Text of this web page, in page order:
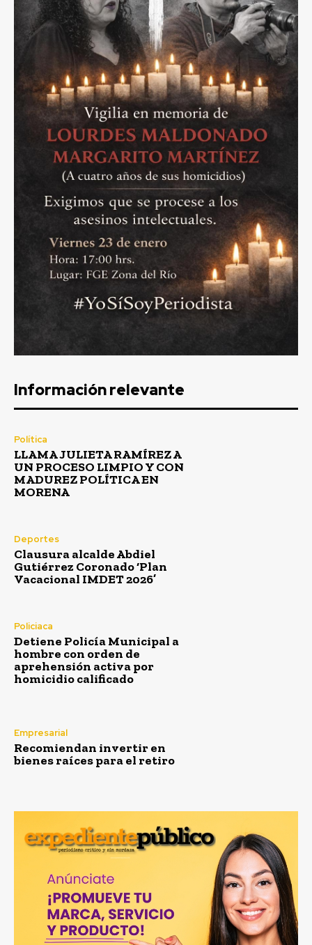
Información relevante
Política
LLAMA JULIETA RAMÍREZ A
UN PROCESO LIMPIO Y CON
MADUREZ POLÍTICA EN
MORENA
Deportes
Clausura alcalde Abdiel
Gutiérrez Coronado ‘Plan
Vacacional IMDET 2026’
Policiaca
Detiene Policía Municipal a
hombre con orden de
aprehensión activa por
homicidio calificado
Empresarial
Recomiendan invertir en
bienes raíces para el retiro